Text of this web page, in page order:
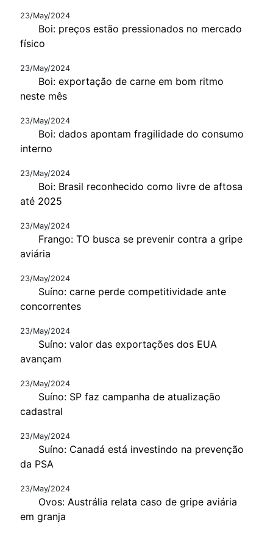
23/May/2024
Boi: preços estão pressionados no mercado
físico
23/May/2024
Boi: exportação de carne em bom ritmo
neste mês
23/May/2024
Boi: dados apontam fragilidade do consumo
interno
23/May/2024
Boi: Brasil reconhecido como livre de aftosa
até 2025
23/May/2024
Frango: TO busca se prevenir contra a gripe
aviária
23/May/2024
Suíno: carne perde competitividade ante
concorrentes
23/May/2024
Suíno: valor das exportações dos EUA
avançam
23/May/2024
Suíno: SP faz campanha de atualização
cadastral
23/May/2024
Suíno: Canadá está investindo na prevenção
da PSA
23/May/2024
Ovos: Austrália relata caso de gripe aviária
em granja